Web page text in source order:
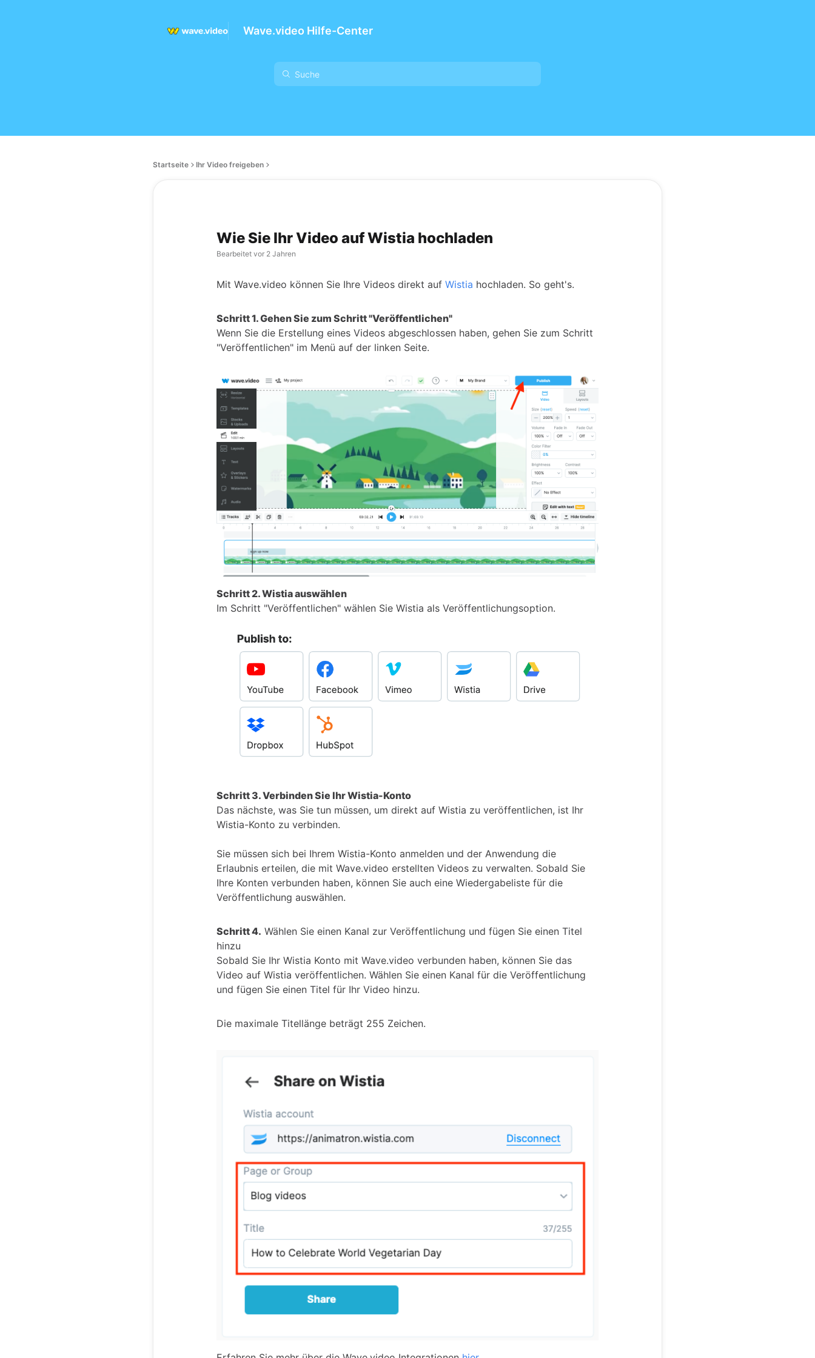
Wave.video Hilfe-Center
Startseite Ihr Video freigeben
Wie Sie Ihr Video auf Wistia hochladen
Bearbeitet vor 2 Jahren
Mit Wave.video können Sie Ihre Videos direkt auf Wistia hochladen. So geht's.
Schritt 1. Gehen Sie zum Schritt "Veröffentlichen"
Wenn Sie die Erstellung eines Videos abgeschlossen haben, gehen Sie zum Schritt
"Veröffentlichen" im Menü auf der linken Seite.
Schritt 2. Wistia auswählen
Im Schritt "Veröffentlichen" wählen Sie Wistia als Veröffentlichungsoption.
Schritt 3. Verbinden Sie Ihr Wistia-Konto
Das nächste, was Sie tun müssen, um direkt auf Wistia zu veröffentlichen, ist Ihr
Wistia-Konto zu verbinden.
Sie müssen sich bei Ihrem Wistia-Konto anmelden und der Anwendung die
Erlaubnis erteilen, die mit Wave.video erstellten Videos zu verwalten. Sobald Sie
Ihre Konten verbunden haben, können Sie auch eine Wiedergabeliste für die
Veröffentlichung auswählen.
Schritt 4. Wählen Sie einen Kanal zur Veröffentlichung und fügen Sie einen Titel
hinzu
Sobald Sie Ihr Wistia Konto mit Wave.video verbunden haben, können Sie das
Video auf Wistia veröffentlichen. Wählen Sie einen Kanal für die Veröffentlichung
und fügen Sie einen Titel für Ihr Video hinzu.
Die maximale Titellänge beträgt 255 Zeichen.